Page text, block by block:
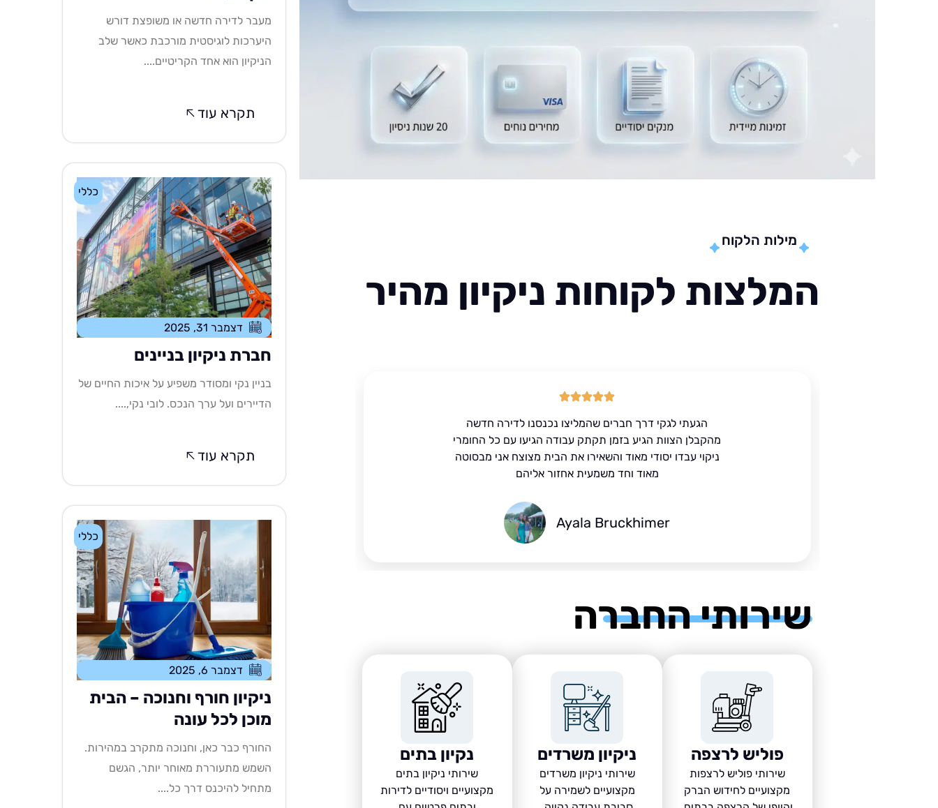
מילות הלקוח
המלצות לקוחות ניקיון מהיר
הגעתי לגקי דרך חברים שהמליצו נכנסנו לדירה חדשה
מהקבלן הצוות הגיע בזמן תקתק עבודה הגיעו עם כל החומרי
ניקוי עבדו יסודי מאוד והשאירו את הבית מצוצח אני מבסוטה
מאוד וחד משמעית אחזור אליהם
Ayala Bruckhimer
שירותי החברה
פוליש לרצפה
שירותי פוליש לרצפות
מקצועיים לחידוש הברק
ניקיון משרדים
שירותי ניקיון משרדים
מקצועיים לשמירה על
נקיון בתים
שירותי ניקיון בתים
מקצועיים ויסודיים לדירות
מעבר לדירה חדשה או משופצת דורש
היערכות לוגיסטית מורכבת כאשר שלב
הניקיון הוא אחד הקריטיים....
תקרא עוד
כללי
דצמבר 31, 2025
חברת ניקיון בניינים
בניין נקי ומסודר משפיע על איכות החיים של
הדיירים ועל ערך הנכס. לובי נקי,....
תקרא עוד
כללי
דצמבר 6, 2025
ניקיון חורף וחנוכה – הבית
מוכן לכל עונה
החורף כבר כאן, וחנוכה מתקרב במהירות.
השמש מתעוררת מאוחר יותר, הגשם
מתחיל להיכנס דרך כל....